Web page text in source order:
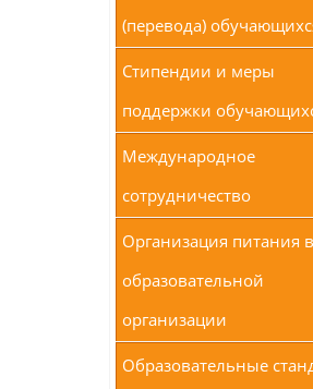
(перевода)
Стипендии и меры
поддержки
Международное
сотрудничество
Организация питания в
образовательной
организации
Образовательные